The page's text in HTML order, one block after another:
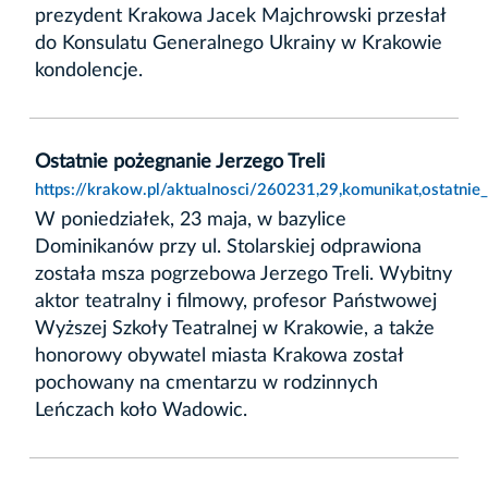
prezydent Krakowa Jacek Majchrowski przesłał
do Konsulatu Generalnego Ukrainy w Krakowie
kondolencje.
Ostatnie pożegnanie Jerzego Treli
https://krakow.pl/aktualnosci/
W poniedziałek, 23 maja, w bazylice
Dominikanów przy ul. Stolarskiej odprawiona
została msza pogrzebowa Jerzego Treli. Wybitny
aktor teatralny i filmowy, profesor Państwowej
Wyższej Szkoły Teatralnej w Krakowie, a także
honorowy obywatel miasta Krakowa został
pochowany na cmentarzu w rodzinnych
Leńczach koło Wadowic.